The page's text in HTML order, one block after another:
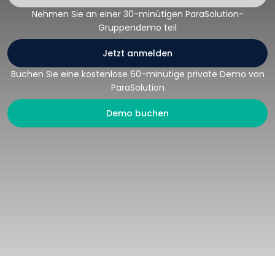
Nehmen Sie an einer 30-minütigen ParaSolution-
Gruppendemo teil
Jetzt anmelden
Buchen Sie eine kostenlose 60-minütige private Demo von
ParaSolution
Demo buchen